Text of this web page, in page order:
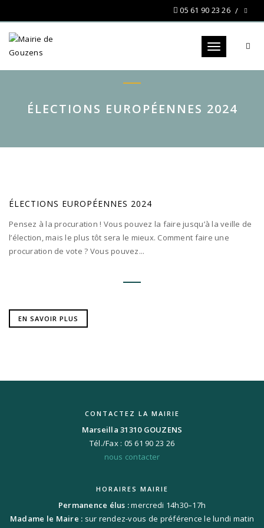
05 61 90 23 26
Toggle
ÉLECTIONS EUROPÉENNES 2024
ÉLECTIONS EUROPÉENNES 2024
Pensez à la procuration ! Vous pouvez la faire jusqu’à la veille de
l’élection, mais le plus tôt sera le mieux. Comment faire une
procuration de vote ? Vous pouvez...
EN SAVOIR PLUS
CONTACTEZ LA MAIRIE
Marseilla 31310 GOUZENS
Tél./Fax : 05 61 90 23 26
nous contacter
HORAIRES MAIRIE
Permanence élus :mercredi 14h30–17h
Madame le Maire : sur rendez-vous de préférence le lundi matin